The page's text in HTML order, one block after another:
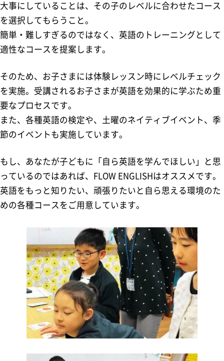
大事にしていることは、その子のレベルに合わせたコース
を選択してもらうこと。
簡単・難しすぎるのではなく、英語のトレーニングとして
適性なコースを提案します。
そのため、お子さまには体験レッスン時にレベルチェック
を実施。受講されるお子さまが英語を効果的に学ぶため重
要なプロセスです。
また、各種英語の検定や、土曜のネイティブイベント、季
節のイベントも実施しています。
もし、あなたが子どもに「自ら英語を学んでほしい」と思
っているのではあれば、FLOW ENGLISHはオススメです。
英語をもっと知りたい、頑張りたいと自ら思える環境のた
めの各種コースをご用意しています。